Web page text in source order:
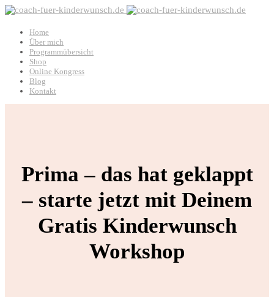
Home
Über mich
Programmübersicht
Shop
Online Kongress
Blog
Kontakt
Prima – das hat geklappt
– starte jetzt mit Deinem
Gratis Kinderwunsch
Workshop